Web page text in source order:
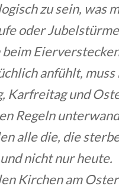
zu sein, was
oder
anfühlt,
Karfreitag und
Regeln
alle die, die
nicht nur heute.
Kirchen am